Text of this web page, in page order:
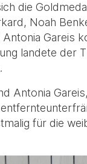
die
Noah
Gareis
landete der
Antonia
für die